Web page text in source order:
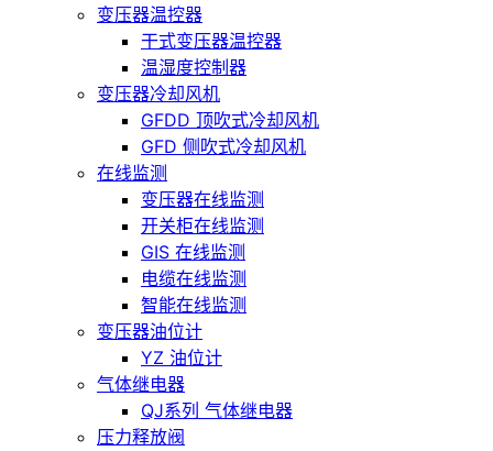
变压器温控器
干式变压器温控器
温湿度控制器
变压器冷却风机
GFDD 顶吹式冷却风机
GFD 侧吹式冷却风机
在线监测
变压器在线监测
开关柜在线监测
GIS 在线监测
电缆在线监测
智能在线监测
变压器油位计
YZ 油位计
气体继电器
QJ系列 气体继电器
压力释放阀